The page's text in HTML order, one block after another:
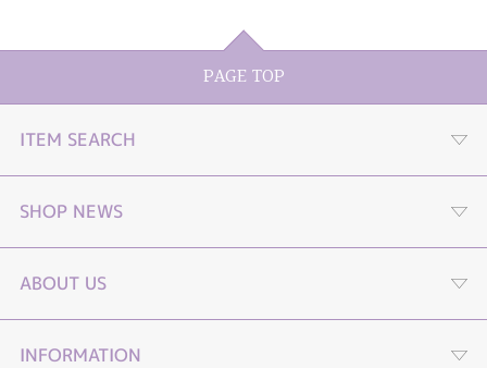
PAGE TOP
ITEM SEARCH
婚約指輪
結婚指輪
セットリング
SHOP NEWS
プロポーズストーリームービー
プロポーズLP
ABOUT US
４つの選べる購入プラン
INFORMATION